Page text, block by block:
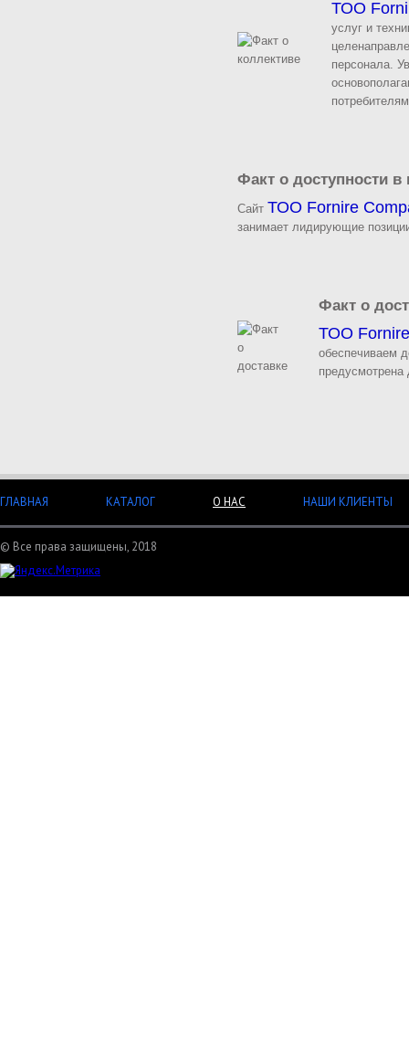
ТОО
услуг и
персонала.
Факт о доступности в
Сайт ТОО Fornire
занимает лидирующие
Факт о
ТОО
обеспечиваем
предусмотрена
ГЛАВНАЯ КАТАЛОГ О НАС НАШИ КЛИЕНТЫ
© Все права защищены, 2018